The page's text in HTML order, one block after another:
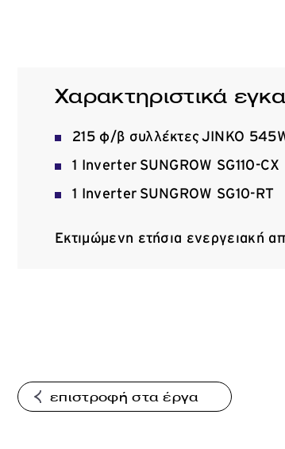
Χαρακτηριστικά
215 φ/β συλλέκτες JINKO
1 Inverter SUNGROW SG110-CX
1 Inverter SUNGROW SG10-RT
Εκτιμώμενη ετήσια ενεργειακή
επιστροφή στα έργα